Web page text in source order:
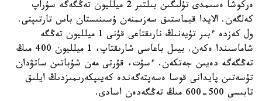
ەركوشا ەسىمدى تۇلىگىن بىلتىر 2 ميلليون تەڭگەگە سۇراپ
كەلگەن. الايدا قيماستىق سەزىمنەن ۇسىنىستان باس تارتىپتى.
ول كەزدە ءبىر تۇيەنىڭ نارىقتاعى قۇنى 1 ميلليون تەڭگە
شاماسىندا ەكەن. بيىل باعاسى شارىقتاپ، 1 ميلليون 400 مىڭ
تەڭگەگە دەيىن جەتكەن. ءسۇت، قۇرتى مەن شۇباتىن ساتۋدان
تۇسەتىن پايدانى قوسا ەسەپتەگەندە كەيىپكەرىمىزدىڭ ايلىق
تابىسى 500-600 مىڭ تەڭگەدەن اسادى.